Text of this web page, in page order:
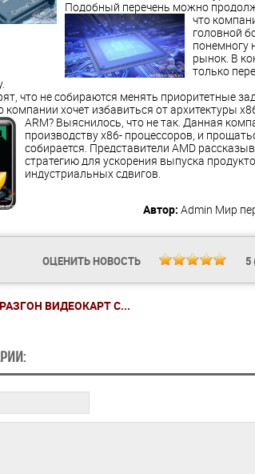
Подобный перечень можно
что
головной
понемногу
рынок. В
только
что не собираются менять приоритетные
компании хочет избавиться от архитектуры
ARM? Выяснилось, что не так. Данная
производству x86- процессоров, и
собирается. Представители AMD
стратегию для ускорения выпуска
индустриальных сдвигов.
Автор: Admin Мир
ОЦЕНИТЬ НОВОСТЬ 5
РАЗГОН ВИДЕОКАРТ С...